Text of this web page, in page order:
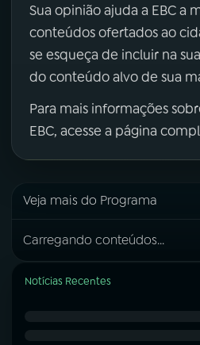
Sua opinião ajuda a EBC a
conteúdos ofertados ao
se esqueça de incluir na
do conteúdo alvo de sua
Para mais informações
EBC, acesse a página
Veja mais do Programa
Carregando conteúdos...
Notícias Recentes